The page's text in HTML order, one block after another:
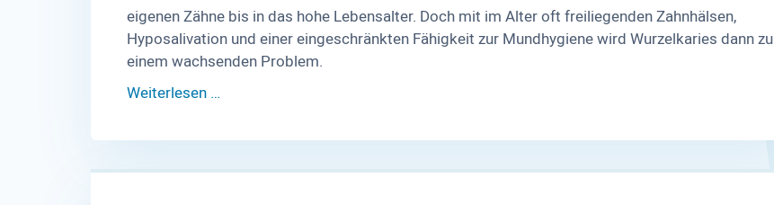
eigenen Zähne bis in das hohe Lebensalter. Doch mit im Alter oft freiliegenden Zahnhälsen,
Hyposalivation und einer eingeschränkten Fähigkeit zur Mundhygiene wird Wurzelkaries dann zu
einem wachsenden Problem.
Weiterlesen …